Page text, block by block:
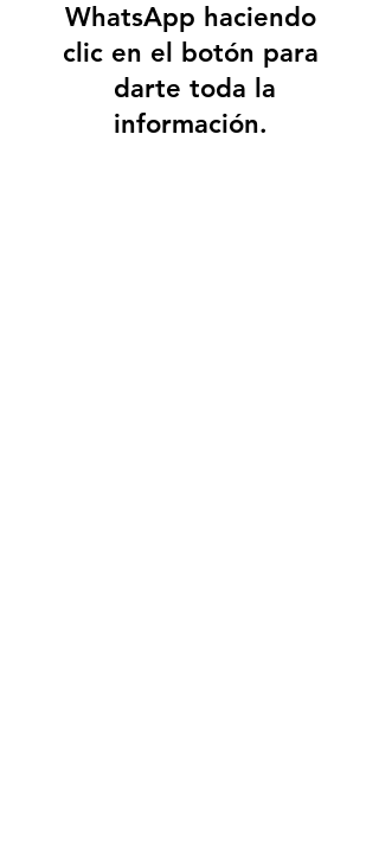
WhatsApp haciendo
clic en el botón para
darte toda la
información.